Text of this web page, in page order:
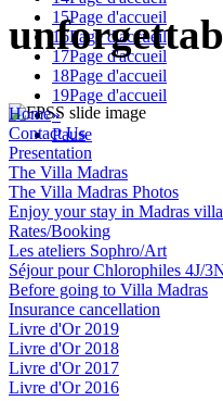
15Page d'accueil
16Page d'accueil
17Page d'accueil
18Page d'accueil
19Page d'accueil
»
Pause
Home
Contact Us
Presentation
The Villa Madras
The Villa Madras Photos
Enjoy your stay in Madras villa
Rates/Booking
Les ateliers Sophro/Art
Séjour pour Chlorophiles 4J/
Before going to Villa Madras
Insurance cancellation
Livre d'Or 2019
Livre d'Or 2018
Livre d'Or 2017
Livre d'Or 2016